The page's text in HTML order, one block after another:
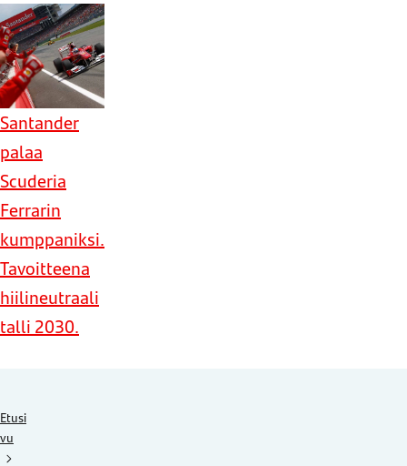
Santander
palaa
Scuderia
Ferrarin
kumppaniksi.
Tavoitteena
hiilineutraali
talli 2030.
Etusi
vu